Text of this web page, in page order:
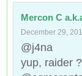
Mercon C
December 29,
@j4na
yup, raider